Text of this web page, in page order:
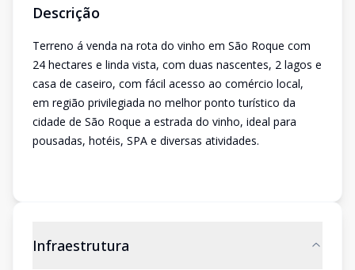
Descrição
Terreno á venda na rota do vinho em São Roque com
24 hectares e linda vista, com duas nascentes, 2 lagos e
casa de caseiro, com fácil acesso ao comércio local,
em região privilegiada no melhor ponto turístico da
cidade de São Roque a estrada do vinho, ideal para
pousadas, hotéis, SPA e diversas atividades.
Infraestrutura